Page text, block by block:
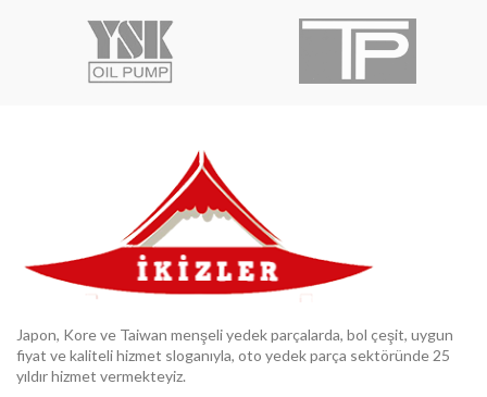
Japon, Kore ve Taiwan menşeli yedek parçalarda, bol çeşit, uygun
fiyat ve kaliteli hizmet sloganıyla, oto yedek parça sektöründe 25
yıldır hizmet vermekteyiz.